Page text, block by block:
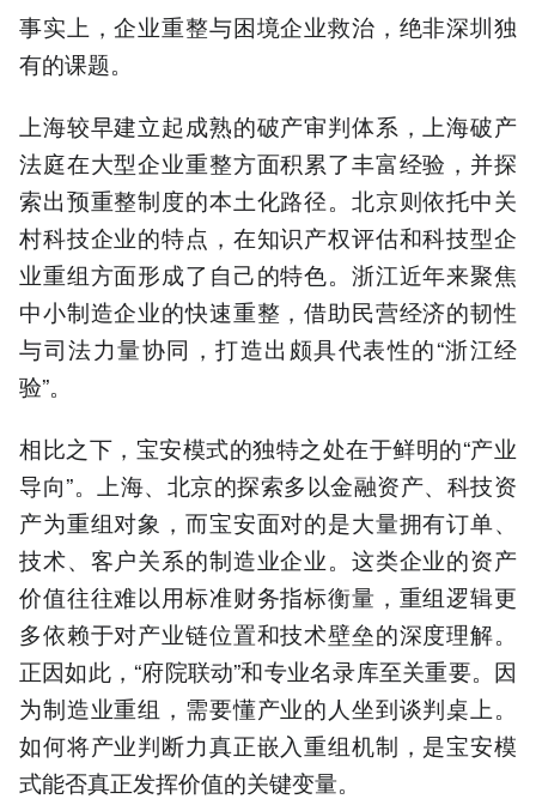
事实上，企业重整与困境企业救治，绝非深圳独
有的课题。
上海较早建立起成熟的破产审判体系，上海破产
法庭在大型企业重整方面积累了丰富经验，并探
索出预重整制度的本土化路径。北京则依托中关
村科技企业的特点，在知识产权评估和科技型企
业重组方面形成了自己的特色。浙江近年来聚焦
中小制造企业的快速重整，借助民营经济的韧性
与司法力量协同，打造出颇具代表性的“浙江经
验”。
相比之下，宝安模式的独特之处在于鲜明的“产业
导向”。上海、北京的探索多以金融资产、科技资
产为重组对象，而宝安面对的是大量拥有订单、
技术、客户关系的制造业企业。这类企业的资产
价值往往难以用标准财务指标衡量，重组逻辑更
多依赖于对产业链位置和技术壁垒的深度理解。
正因如此，“府院联动”和专业名录库至关重要。因
为制造业重组，需要懂产业的人坐到谈判桌上。
如何将产业判断力真正嵌入重组机制，是宝安模
式能否真正发挥价值的关键变量。